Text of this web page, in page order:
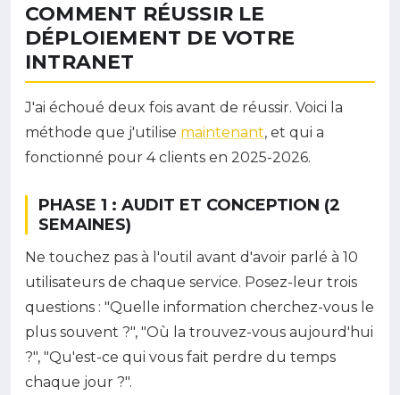
COMMENT RÉUSSIR LE
DÉPLOIEMENT DE VOTRE
INTRANET
J'ai échoué deux fois avant de réussir. Voici la
méthode que j'utilise maintenant, et qui a
fonctionné pour 4 clients en 2025-2026.
PHASE 1 : AUDIT ET CONCEPTION (2
SEMAINES)
Ne touchez pas à l'outil avant d'avoir parlé à 10
utilisateurs de chaque service. Posez-leur trois
questions : "Quelle information cherchez-vous le
plus souvent ?", "Où la trouvez-vous aujourd'hui
?", "Qu'est-ce qui vous fait perdre du temps
chaque jour ?".